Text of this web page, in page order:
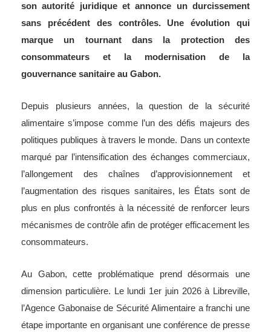
son autorité juridique et annonce un durcissement
sans précédent des contrôles. Une évolution qui
marque un tournant dans la protection des
consommateurs et la modernisation de la
gouvernance sanitaire au Gabon.
Depuis plusieurs années, la question de la sécurité
alimentaire s’impose comme l’un des défis majeurs des
politiques publiques à travers le monde. Dans un contexte
marqué par l’intensification des échanges commerciaux,
l’allongement des chaînes d’approvisionnement et
l’augmentation des risques sanitaires, les États sont de
plus en plus confrontés à la nécessité de renforcer leurs
mécanismes de contrôle afin de protéger efficacement les
consommateurs.
Au Gabon, cette problématique prend désormais une
dimension particulière. Le lundi 1er juin 2026 à Libreville,
l’Agence Gabonaise de Sécurité Alimentaire a franchi une
étape importante en organisant une conférence de presse